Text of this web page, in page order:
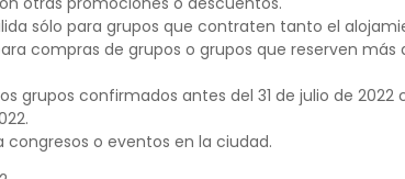
sólo para grupos que contraten tanto el
compras de grupos o grupos que reserven
grupos confirmados antes del 31 de julio de
congresos o eventos en la ciudad.